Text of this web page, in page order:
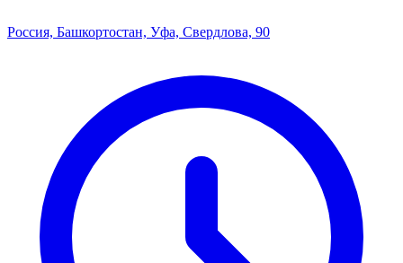
Россия, Башкортостан, Уфа, Свердлова, 90